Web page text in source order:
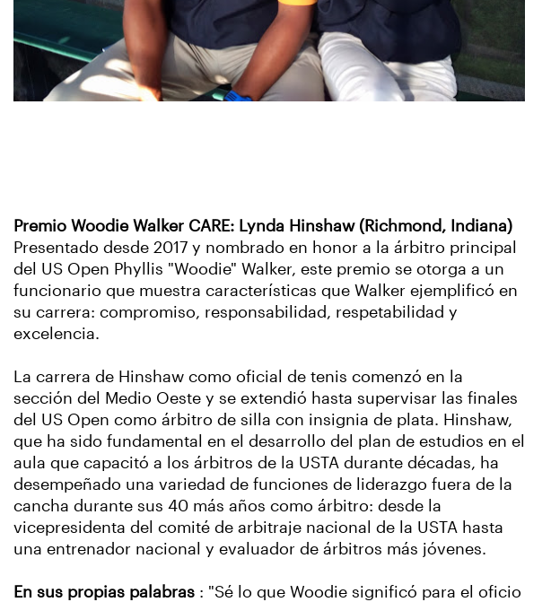
Premio Woodie Walker CARE: Lynda Hinshaw (Richmond, Indiana)
Presentado desde 2017 y nombrado en honor a la árbitro principal
del US Open Phyllis "Woodie" Walker, este premio se otorga a un
funcionario que muestra características que Walker ejemplificó en
su carrera: compromiso, responsabilidad, respetabilidad y
excelencia.
La carrera de Hinshaw como oficial de tenis comenzó en la
sección del Medio Oeste y se extendió hasta supervisar las finales
del US Open como árbitro de silla con insignia de plata. Hinshaw,
que ha sido fundamental en el desarrollo del plan de estudios en el
aula que capacitó a los árbitros de la USTA durante décadas, ha
desempeñado una variedad de funciones de liderazgo fuera de la
cancha durante sus 40 más años como árbitro: desde la
vicepresidenta del comité de arbitraje nacional de la USTA hasta
una entrenador nacional y evaluador de árbitros más jóvenes.
En sus propias palabras : "Sé lo que Woodie significó para el oficio